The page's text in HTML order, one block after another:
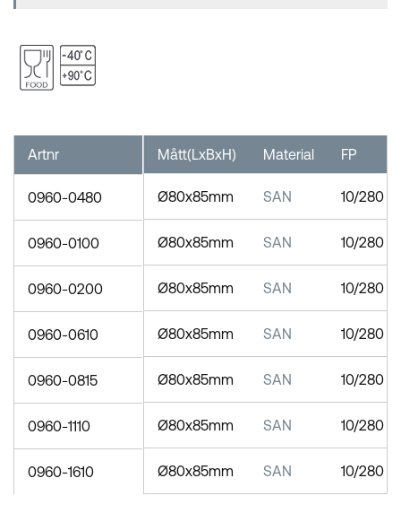
Mått(LxBxH) Material FP
Ø80x85mm SAN 10/280
Ø80x85mm SAN 10/280
Ø80x85mm SAN 10/280
Ø80x85mm SAN 10/280
Ø80x85mm SAN 10/280
Ø80x85mm SAN 10/280
Ø80x85mm SAN 10/280
Artnr
0960-0480
0960-0100
0960-0200
0960-0610
0960-0815
0960-1110
0960-1610